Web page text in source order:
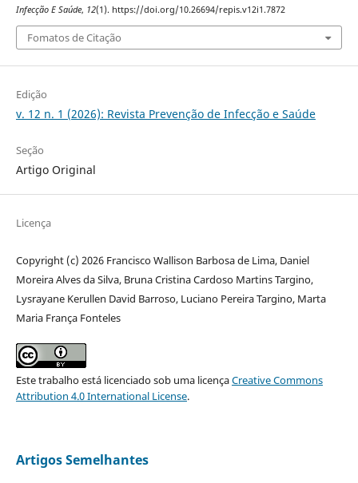
Infecção E Saúde, 12(1). https://doi.org/10.26694/repis.v12i1.7872
Fomatos de Citação
Edição
v. 12 n. 1 (2026): Revista Prevenção de Infecção e Saúde
Seção
Artigo Original
Licença
Copyright (c) 2026 Francisco Wallison Barbosa de Lima, Daniel
Moreira Alves da Silva, Bruna Cristina Cardoso Martins Targino,
Lysrayane Kerullen David Barroso, Luciano Pereira Targino, Marta
Maria França Fonteles
Este trabalho está licenciado sob uma licençaCreative Commons
Attribution 4.0 International License.
Artigos Semelhantes